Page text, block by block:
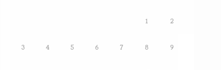
1 2
3 4 5 6 7 8 9